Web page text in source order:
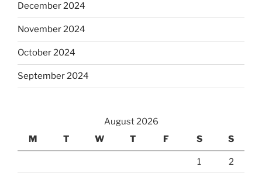
December 2024
November 2024
October 2024
September 2024
August 2026
M
T W T F S S
1 2